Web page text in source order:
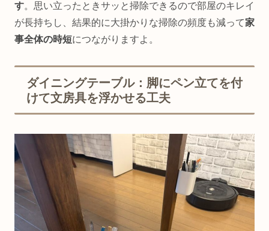
す。思い立ったときサッと掃除できるので部屋のキレイ
が長持ちし、結果的に大掛かりな掃除の頻度も減って家
事全体の時短につながりますよ。
ダイニングテーブル：脚にペン立てを付
けて文房具を浮かせる工夫